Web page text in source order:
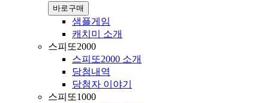
바로구매
샘플게임
캐치미 소개
스피또2000
스피또2000 소개
당첨내역
당첨자 이야기
스피또1000